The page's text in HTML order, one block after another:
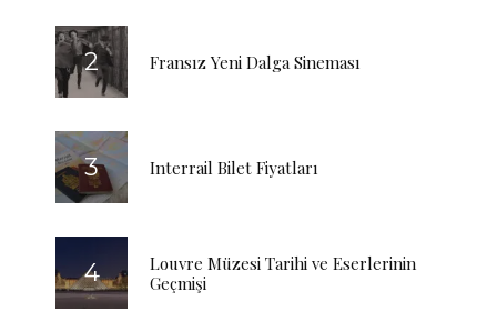
Fransız Yeni Dalga Sineması
Interrail Bilet Fiyatları
Louvre Müzesi Tarihi ve Eserlerinin
Geçmişi